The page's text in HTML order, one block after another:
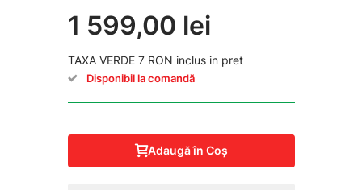
1 599,00 lei
TAXA VERDE 7 RON inclus in pret
Disponibil la comandă
Adaugă în Coş